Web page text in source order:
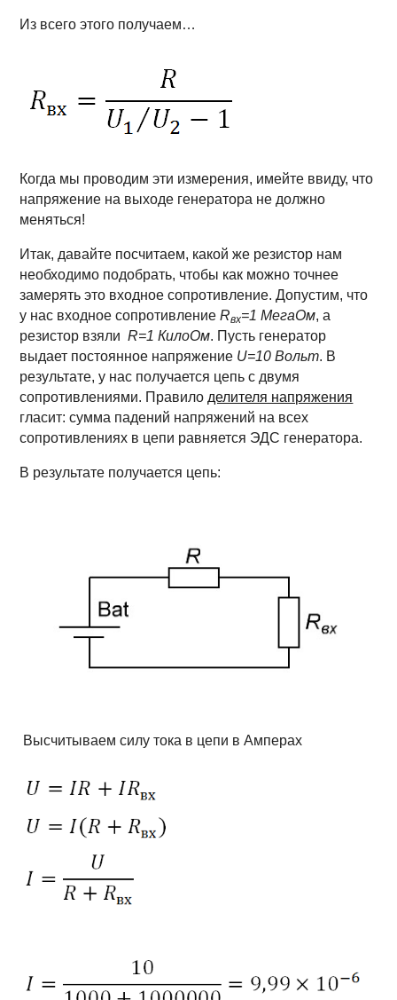
Из всего этого получаем…
Когда мы проводим эти измерения, имейте ввиду, что
напряжение на выходе генератора не должно
меняться!
Итак, давайте посчитаем, какой же резистор нам
необходимо подобрать, чтобы как можно точнее
замерять это входное сопротивление. Допустим, что
у нас входное сопротивлениеRвх=1 МегаОм, а
резистор взялиR=1 КилоОм. Пусть генератор
выдает постоянное напряжение U=10 Вольт. В
результате, у нас получается цепь с двумя
сопротивлениями. Правило делителя напряжения
гласит: сумма падений напряжений на всех
сопротивлениях в цепи равняется ЭДС генератора.
В результате получается цепь:
Высчитываем силу тока в цепи в Амперах